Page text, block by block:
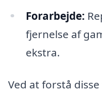
Forarbejde:
fjernelse af
ekstra.
Ved at forstå